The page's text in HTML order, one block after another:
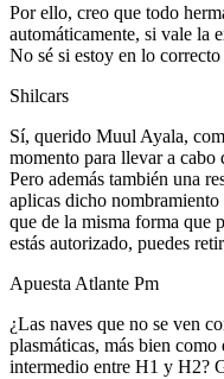
Por ello, creo que todo
automáticamente, si vale la
No sé si estoy en lo
Shilcars
Sí, querido Muul Ayala,
momento para llevar a
Pero además también una
aplicas dicho
que de la misma forma que
estás autorizado, puedes
Apuesta Atlante Pm
¿Las naves que no se ven
plasmáticas, más bien
intermedio entre H1 y H2?